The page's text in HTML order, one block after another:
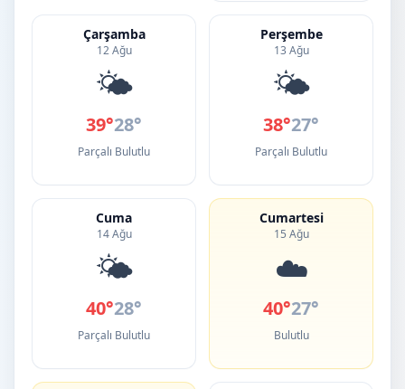
Çarşamba
12 Ağu
🌤️
39°28°
Parçalı Bulutlu
Perşembe
13 Ağu
🌤️
38°27°
Parçalı Bulutlu
Cuma
14 Ağu
🌤️
40°28°
Parçalı Bulutlu
Cumartesi
15 Ağu
☁️
40°27°
Bulutlu